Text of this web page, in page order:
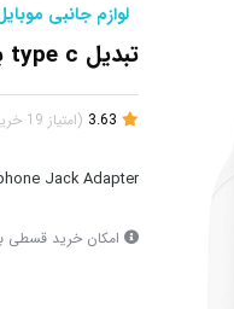
لوازم جانبی
تبدیل type c به aux سامسونگ اصلی
(امتیاز 19
Jack Adapter
امکان خرید قسطی